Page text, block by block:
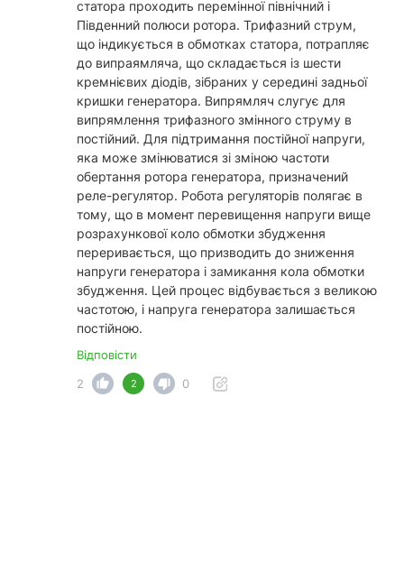
статора проходить перемінної північний і
Південний полюси ротора. Трифазний струм,
що індикується в обмотках статора, потрапляє
до випраямляча, що складається із шести
кремнієвих діодів, зібраних у середині задньої
кришки генератора. Випрямляч слугує для
випрямлення трифазного змінного струму в
постійний. Для підтримання постійної напруги,
яка може змінюватися зі зміною частоти
обертання ротора генератора, призначений
реле-регулятор. Робота регуляторів полягає в
тому, що в момент перевищення напруги вище
розрахункової коло обмотки збудження
переривається, що призводить до зниження
напруги генератора і замикання кола обмотки
збудження. Цей процес відбувається з великою
частотою, і напруга генератора залишається
постійною.
Відповісти
2
2 0